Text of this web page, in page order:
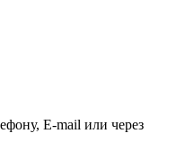
E-mail или через